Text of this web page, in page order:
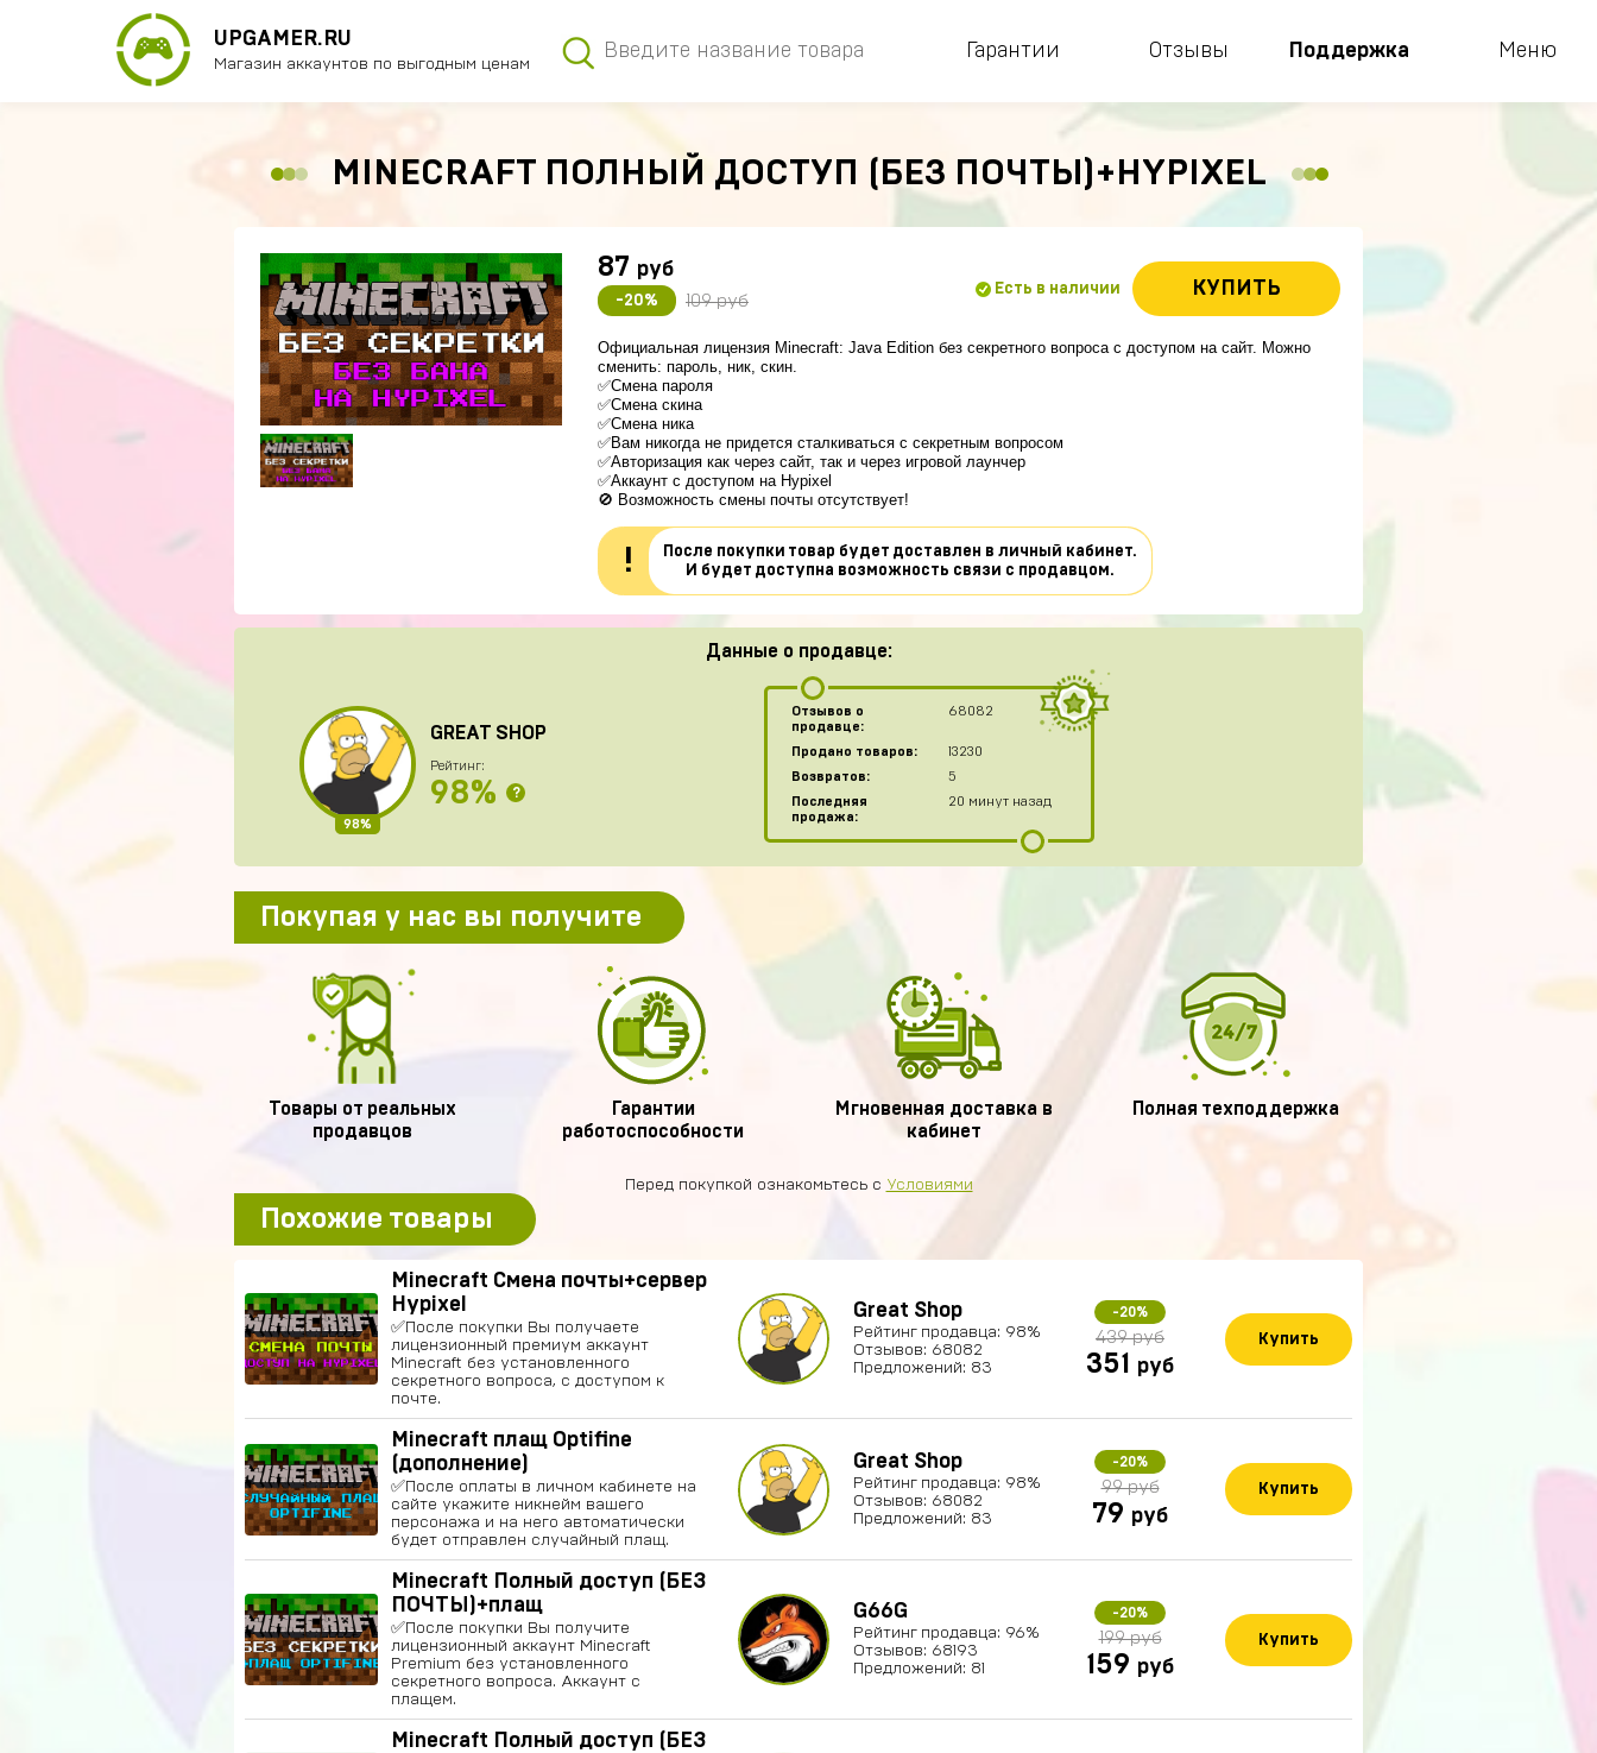
UPGAMER.RU
Магазин аккаунтов по выгодным ценам
Гарантии Отзывы Поддержка Меню
MINECRAFT ПОЛНЫЙ ДОСТУП (БЕЗ ПОЧТЫ)+HYPIXEL
87 руб
-20% 109 руб
Есть в наличии КУПИТЬ
Официальная лицензия Minecraft: Java Edition без секретного вопроса с доступом на сайт. Можно
сменить: пароль, ник, скин.
✅Смена пароля
✅Смена скина
✅Смена ника
✅Вам никогда не придется сталкиваться с секретным вопросом
✅Авторизация как через сайт, так и через игровой лаунчер
✅Аккаунт с доступом на Hypixel
🚫 Возможность смены почты отсутствует!
!
После покупки товар будет доставлен в личный кабинет.
И будет доступна возможность связи с продавцом.
Данные о продавце:
98%
GREAT SHOP
Рейтинг:
98% ?
Отзывов о
продавце:
68082
Продано товаров:
13230
Возвратов:
5
Последняя
продажа:
20 минут назад
Покупая у нас вы получите
Товары от реальных
продавцов
Гарантии
работоспособности
Мгновенная доставка в
кабинет
Полная техподдержка
Перед покупкой ознакомьтесь с Условиями
Похожие товары
Minecraft Смена почты+сервер
Hypixel
✅После покупки Вы получаете
лицензионный премиум аккаунт
Minecraft без установленного
секретного вопроса, с доступом к
почте.
Great Shop
Рейтинг продавца: 98%
Отзывов: 68082
Предложений: 83
-20%
439 руб
351 руб
Купить
Minecraft плащ Optifine
(дополнение)
✅После оплаты в личном кабинете на
сайте укажите никнейм вашего
персонажа и на него автоматически
будет отправлен случайный плащ.
Great Shop
Рейтинг продавца: 98%
Отзывов: 68082
Предложений: 83
-20%
99 руб
79 руб
Купить
Minecraft Полный доступ (БЕЗ
ПОЧТЫ)+плащ
✅После покупки Вы получите
лицензионный аккаунт Minecraft
Premium без установленного
секретного вопроса. Аккаунт с
плащем.
G66G
Рейтинг продавца: 96%
Отзывов: 68193
Предложений: 81
-20%
199 руб
159 руб
Купить
Minecraft Полный доступ (БЕЗ